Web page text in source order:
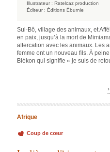
Illustrateur : Ratelcaz production
Éditeur : Éditions Éburnie
Sui-Bô, village des animaux, et
en paix, jusqu’à la mort de
altercation avec les animaux. Les
femme ont un nouveau fils. À
Biékon qui signifie « je suis de
Afrique
Coup de cœur